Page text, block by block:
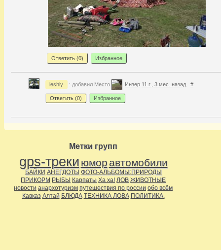
Ответить (0) Избранное
leshiy : добавил Место Инзер 11 г., 3 мес. назад #
Ответить (0) Избранное
Метки групп
gps-треки юморавтомобили
БАЙКИ АНЕГДОТЫ ФОТО-АЛЬБОМЫ:ПРИРОДЫ
ПРИКОРМ РЫБЫ Карпаты Ха ха! ЛОВ ЖИВОТНЫЕ
новости анархотуризм путешествия по россии обо всём
Кавказ Алтай БЛЮДА ТЕХНИКА ЛОВА ПОЛИТИКА.